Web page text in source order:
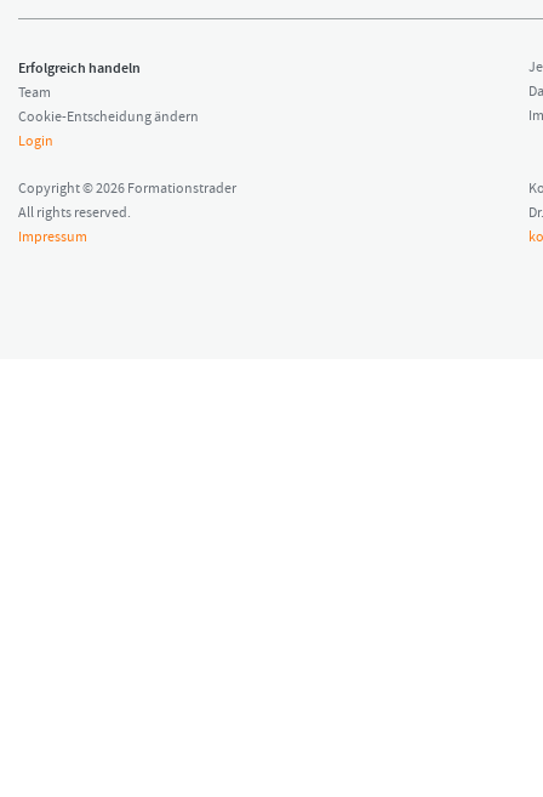
Erfolgreich handeln
Team
Cookie-Entscheidung ändern
Login
Copyright © 2026 Formationstrader
All rights reserved.
Impressum